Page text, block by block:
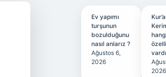
Ev yapımı
turşunun
bozulduğunu
nasıl anlarız ?
Ağustos 6,
2026
2026